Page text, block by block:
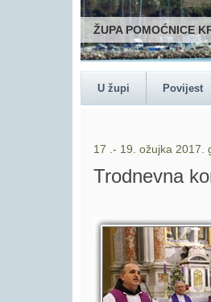
ŽUPA POMOĆNICE
U župi Povijest
17 .- 19. ožujka 2017.
Trodnevna